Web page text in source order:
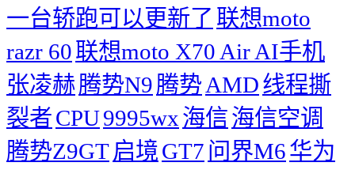
一台轿跑可以更新了 联想moto
razr 60联想moto X70 Air AI手机
张凌赫腾势N9腾势AMD线程撕
裂者CPU9995wx海信海信空调
腾势Z9GT启境GT7 问界M6华为